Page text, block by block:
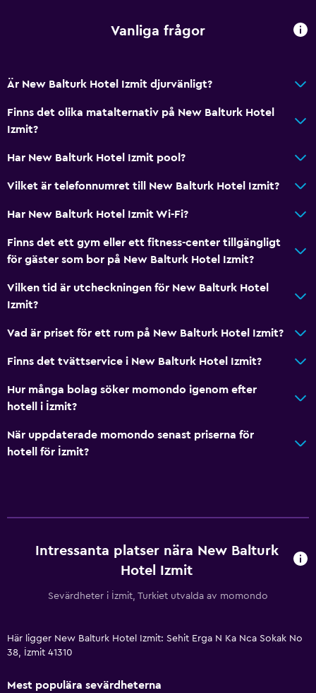
Vanliga frågor
Är New Balturk Hotel Izmit djurvänligt?
Finns det olika matalternativ på New Balturk Hotel
Izmit?
Har New Balturk Hotel Izmit pool?
Vilket är telefonnumret till New Balturk Hotel Izmit?
Har New Balturk Hotel Izmit Wi-Fi?
Finns det ett gym eller ett fitness-center tillgängligt
för gäster som bor på New Balturk Hotel Izmit?
Vilken tid är utcheckningen för New Balturk Hotel
Izmit?
Vad är priset för ett rum på New Balturk Hotel Izmit?
Finns det tvättservice i New Balturk Hotel Izmit?
Hur många bolag söker momondo igenom efter
hotell i İzmit?
När uppdaterade momondo senast priserna för
hotell för İzmit?
Intressanta platser nära New Balturk
Hotel Izmit
Sevärdheter i İzmit, Turkiet utvalda av momondo
Här ligger New Balturk Hotel Izmit: Sehit Erga N Ka Nca Sokak No
38, İzmit 41310
Mest populära sevärdheterna